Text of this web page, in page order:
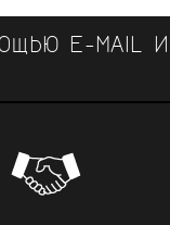
E-MAIL
себя на всех